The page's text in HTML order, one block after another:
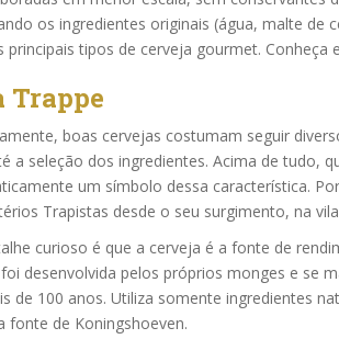
os ingredientes originais (água, malte de
principais tipos de cerveja gourmet. Conheça
Trappe
boas cervejas costumam seguir
a seleção dos ingredientes. Acima de tudo,
um símbolo dessa característica.
Trapistas desde o seu surgimento, na
curioso é que a cerveja é a fonte de
desenvolvida pelos próprios monges e se
de 100 anos. Utiliza somente ingredientes
fonte de Koningshoeven.